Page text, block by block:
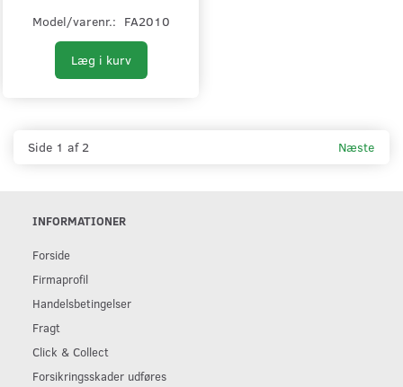
Model/varenr.: FA2010
Læg i kurv
Side 1 af 2 Næste
INFORMATIONER
Forside
Firmaprofil
Handelsbetingelser
Fragt
Click & Collect
Forsikringsskader udføres